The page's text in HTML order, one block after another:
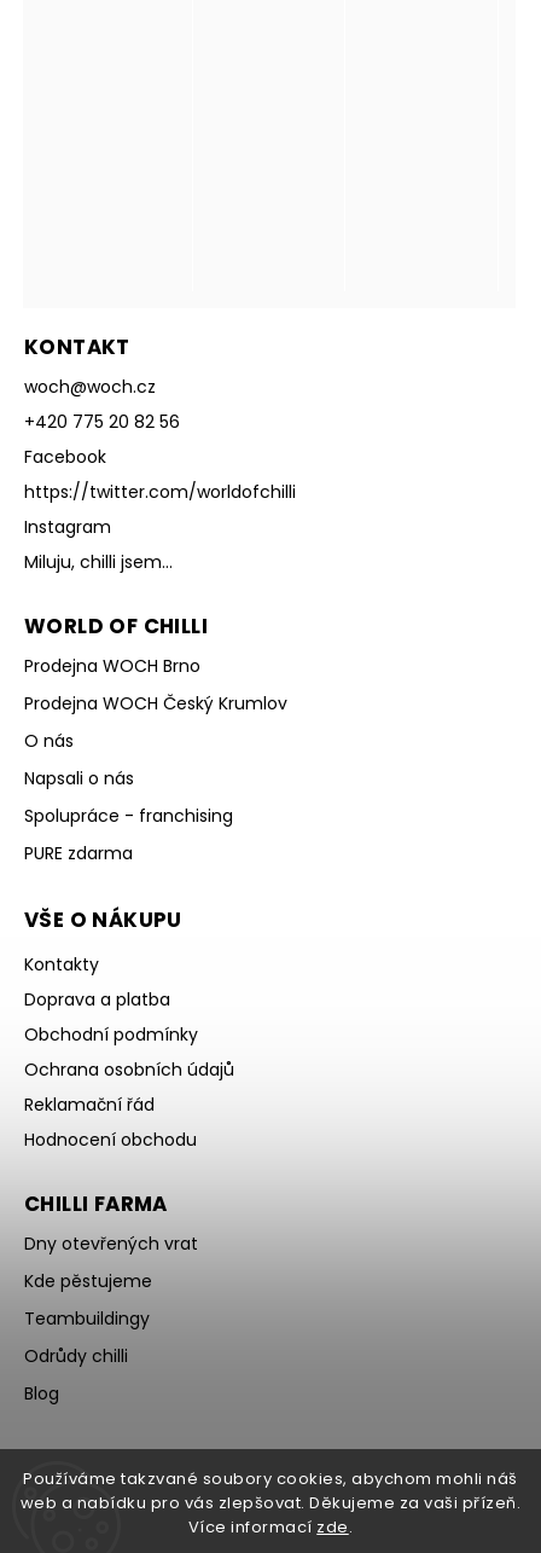
Používáme takzvané soubory cookies, abychom mohli náš
web a nabídku pro vás zlepšovat. Děkujeme za vaši přízeň.
Více informací zde.
KONTAKT
woch@woch.cz
+420 775 20 82 56
Facebook
https://twitter.com/worldofchilli
Instagram
Miluju, chilli jsem...
WORLD OF CHILLI
Prodejna WOCH Brno
Prodejna WOCH Český Krumlov
O nás
Napsali o nás
Spolupráce - franchising
PURE zdarma
VŠE O NÁKUPU
Kontakty
Doprava a platba
Obchodní podmínky
Ochrana osobních údajů
Reklamační řád
Hodnocení obchodu
CHILLI FARMA
Dny otevřených vrat
Kde pěstujeme
Teambuildingy
Odrůdy chilli
Blog